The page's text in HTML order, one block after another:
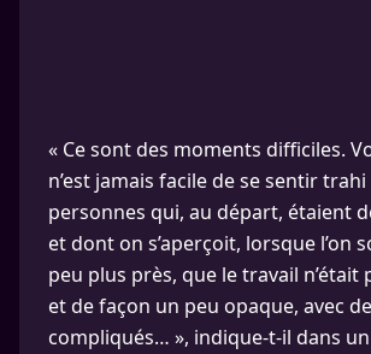
« Ce sont des moments difficiles.
n’est jamais facile de se sentir
personnes qui, au départ, étaient
et dont on s’aperçoit, lorsque l’on
peu plus près, que le travail n’était
et de façon un peu opaque, avec
compliqués… », indique-t-il dans